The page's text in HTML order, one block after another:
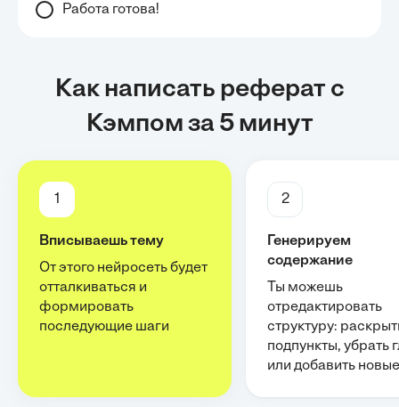
Работа готова!
Как написать реферат с
Кэмпом за 5 минут
1
Вписываешь тему
От этого нейросеть будет
отталкиваться и
формировать
последующие шаги
2
Генерируем
содержание
Ты можешь
отредактировать
структуру:
подпункты, убрать
или добавить новые